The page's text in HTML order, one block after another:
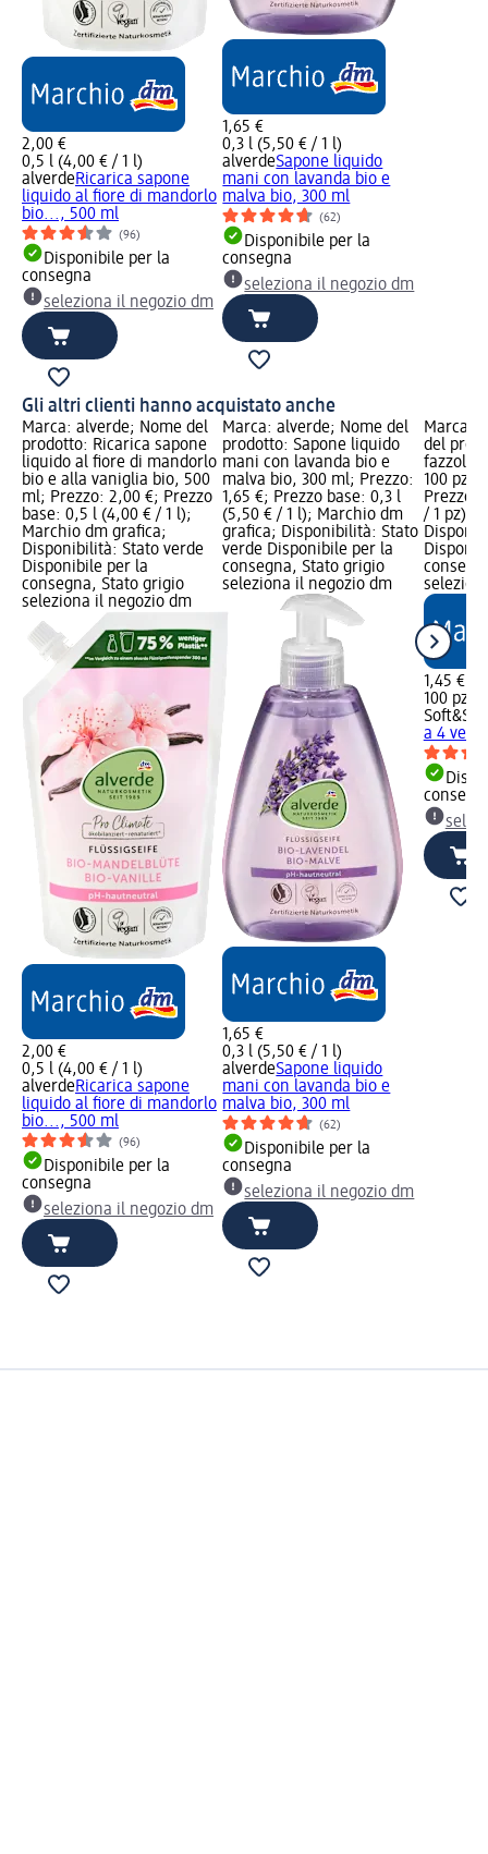
2,00 €
0,5 l (4,00 € / 1 l)
alverdeRicarica sapone
liquido al fiore di mandorlo
bio..., 500 ml
(96)
Disponibile per la
consegna
seleziona il negozio dm
1,65 €
0,3 l (5,50 € / 1 l)
alverdeSapone liquido
mani con lavanda bio e
malva bio, 300 ml
(62)
Disponibile per la
consegna
seleziona il negozio dm
Gli altri clienti hanno acquistato anche
Marca: alverde; Nome del
prodotto: Ricarica sapone
liquido al fiore di mandorlo
bio e alla vaniglia bio, 500
ml; Prezzo: 2,00 €; Prezzo
base: 0,5 l (4,00 € / 1 l);
Marchio dm grafica;
Disponibilità: Stato verde
Disponibile per la
consegna, Stato grigio
seleziona il negozio dm
2,00 €
0,5 l (4,00 € / 1 l)
alverdeRicarica sapone
liquido al fiore di mandorlo
bio..., 500 ml
(96)
Disponibile per la
consegna
seleziona il negozio dm
Marca: alverde; Nome del
prodotto: Sapone liquido
mani con lavanda bio e
malva bio, 300 ml; Prezzo:
1,65 €; Prezzo base: 0,3 l
(5,50 € / 1 l); Marchio dm
grafica; Disponibilità: Stato
verde Disponibile per la
consegna, Stato grigio
seleziona il negozio dm
1,65 €
0,3 l (5,50 € / 1 l)
alverdeSapone liquido
mani con lavanda bio e
malva bio, 300 ml
(62)
Disponibile per la
consegna
seleziona il negozio dm
Marca:
del
100 pz;
Prezzo
/ 1 pz);
1,45 €
100 pz
a 4 veli